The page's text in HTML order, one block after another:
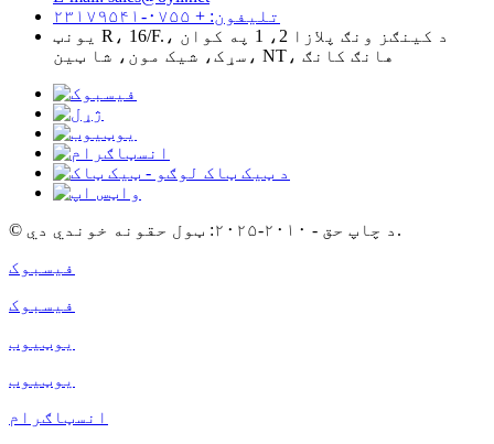
تلیفون: + ۰۷۵۵-۲۳۱۷۹۵۴۱
یونټ R، 16/F.، د کینګز ونګ پلازا 2، 1 په کوان
سړک، شیک مون، شا ټین، NT، هانګ کانګ
© د چاپ حق - ۲۰۱۰-۲۰۲۵: ټول حقونه خوندي دي.
فیسبوک
فیسبوک
یوټیوب
یوټیوب
انسټاګرام